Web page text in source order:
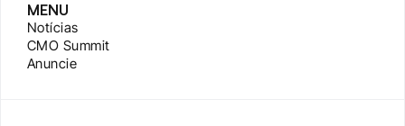
MENU
Notícias
CMO Summit
Anuncie